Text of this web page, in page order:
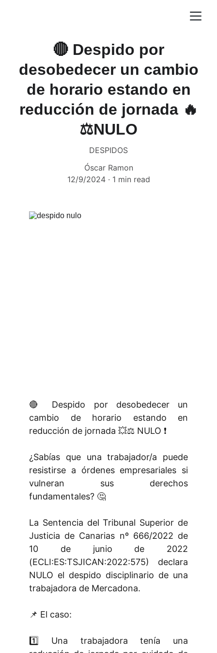
🔴 Despido por
desobedecer un cambio
de horario estando en
reducción de jornada 🔥
⚖️NULO
DESPIDOS
Óscar Ramon
12/9/2024
1 min read
🔴 Despido por desobedecer un
cambio de horario estando en
reducción de jornada 💥⚖️ NULO ❗
¿Sabías que una trabajador/a puede
resistirse a órdenes empresariales si
vulneran sus derechos
fundamentales? 🤔
La Sentencia del Tribunal Superior de
Justicia de Canarias nº 666/2022 de
10 de junio de 2022
(ECLI:ES:TSJICAN:2022:575) declara
NULO el despido disciplinario de una
trabajadora de Mercadona.
📌 El caso:
1️⃣ Una trabajadora tenía una